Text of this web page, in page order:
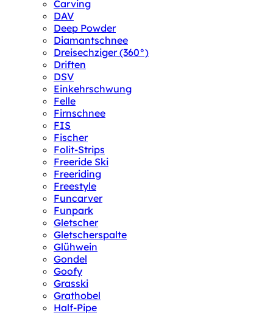
Carving
DAV
Deep Powder
Diamantschnee
Dreisechziger (360°)
Driften
DSV
Einkehrschwung
Felle
Firnschnee
FIS
Fischer
Folit-Strips
Freeride Ski
Freeriding
Freestyle
Funcarver
Funpark
Gletscher
Gletscherspalte
Glühwein
Gondel
Goofy
Grasski
Grathobel
Half-Pipe